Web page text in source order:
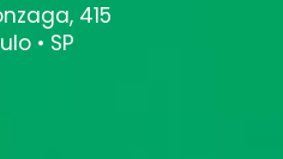
415
• SP